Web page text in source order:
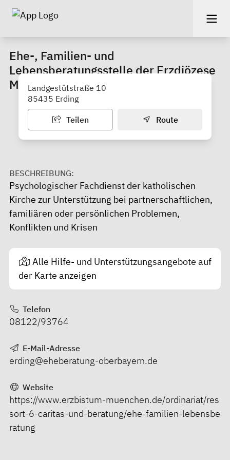
Ehe-, Familien- und
Lebensberatungsstelle der Erzdiözese
München und Freising
Landgestütstraße 10
85435 Erding
Teilen Route
BESCHREIBUNG:
Psychologischer Fachdienst der katholischen
Kirche zur Unterstützung bei partnerschaftlichen,
familiären oder persönlichen Problemen,
Konflikten und Krisen
Alle Hilfe- und Unterstützungsangebote auf
der Karte anzeigen
Telefon
08122/93764
E-Mail-Adresse
erding@eheberatung-oberbayern.de
Website
https://www.erzbistum-muenchen.de/ordinariat/res
sort-6-caritas-und-beratung/ehe-familien-lebensbe
ratung